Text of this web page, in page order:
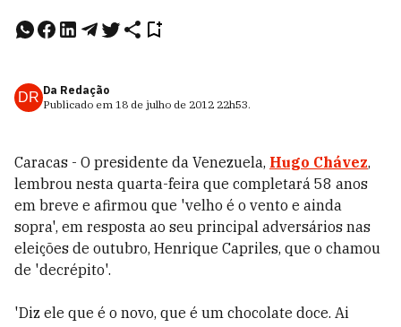
DR Da Redação
Publicado em 18 de julho de 2012 22h53.
Caracas - O presidente da Venezuela, Hugo Chávez,
lembrou nesta quarta-feira que completará 58 anos
em breve e afirmou que 'velho é o vento e ainda
sopra', em resposta ao seu principal adversários nas
eleições de outubro, Henrique Capriles, que o chamou
de 'decrépito'.
'Diz ele que é o novo, que é um chocolate doce. Ai